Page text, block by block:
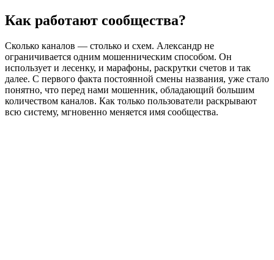
Как работают сообщества?
Сколько каналов — столько и схем. Александр не
ограничивается одним мошенническим способом. Он
использует и лесенку, и марафоны, раскрутки счетов и так
далее. С первого факта постоянной смены названия, уже стало
понятно, что перед нами мошенник, обладающий большим
количеством каналов. Как только пользователи раскрывают
всю систему, мгновенно меняется имя сообщества.